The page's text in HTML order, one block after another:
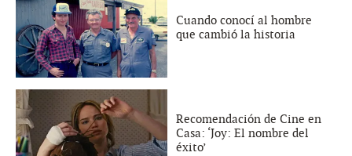
Cuando conocí al hombre
que cambió la historia
Recomendación de Cine en
Casa: ‘Joy: El nombre del
éxito’